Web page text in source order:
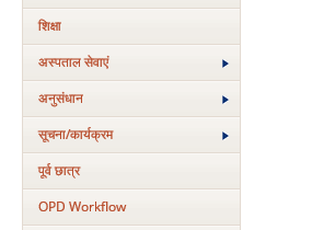
शिक्षा
अस्‍पताल सेवाएं
अनुसंधान
सूचना/कार्यक्रम
पूर्व छात्र
OPD Workflow